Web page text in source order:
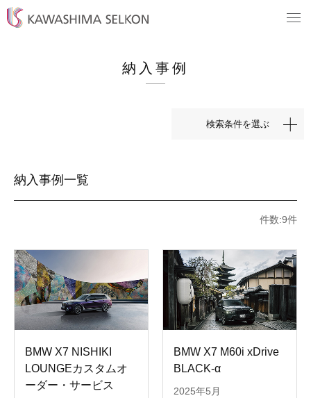
納入事例
検索条件を選ぶ
納入事例一覧
件数:9件
BMW X7 NISHIKI
LOUNGEカスタムオ
ーダー・サービス
BMW X7 M60i xDrive
BLACK-α
2025年5月